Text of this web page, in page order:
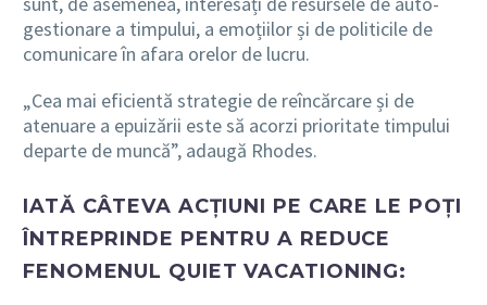
gestionare a timpului, a emoțiilor și de politicile de
comunicare în afara orelor de lucru.
„Cea mai eficientă strategie de reîncărcare și de
atenuare a epuizării este să acorzi prioritate timpului
departe de muncă”, adaugă Rhodes.
IATĂ CÂTEVA ACȚIUNI PE CARE LE POȚI
ÎNTREPRINDE PENTRU A REDUCE
FENOMENUL QUIET VACATIONING: